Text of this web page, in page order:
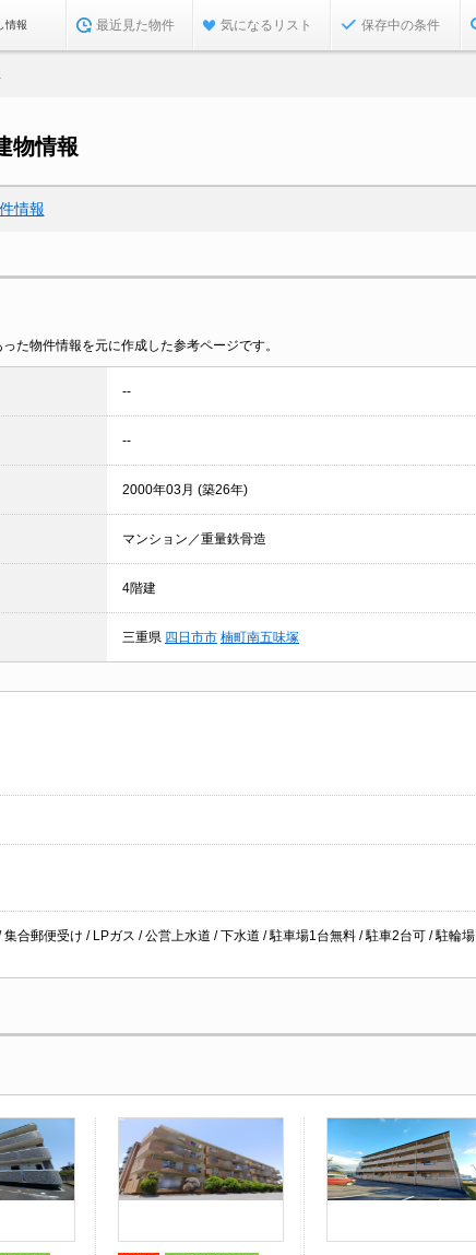
情報 最近見た物件 気になるリスト 保存中の条件
物情報
情報
た物件情報を元に作成した参考ページです。
--
--
2000年03月 (築26年)
マンション／重量鉄骨造
4階建
三重県 四日市市 楠町南五味塚
合郵便受け / LPガス / 公営上水道 / 下水道 / 駐車場1台無料 / 駐車2台可 / 駐輪場